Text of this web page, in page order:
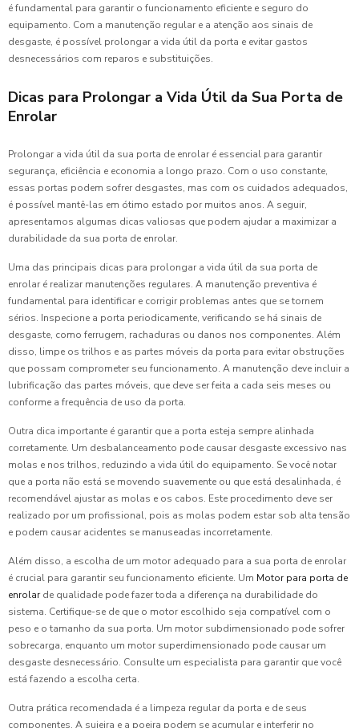
é fundamental para garantir o funcionamento eficiente e seguro do
equipamento. Com a manutenção regular e a atenção aos sinais de
desgaste, é possível prolongar a vida útil da porta e evitar gastos
desnecessários com reparos e substituições.
Dicas para Prolongar a Vida Útil da Sua Porta de
Enrolar
Prolongar a vida útil da sua porta de enrolar é essencial para garantir
segurança, eficiência e economia a longo prazo. Com o uso constante,
essas portas podem sofrer desgastes, mas com os cuidados adequados,
é possível mantê-las em ótimo estado por muitos anos. A seguir,
apresentamos algumas dicas valiosas que podem ajudar a maximizar a
durabilidade da sua porta de enrolar.
Uma das principais dicas para prolongar a vida útil da sua porta de
enrolar é realizar manutenções regulares. A manutenção preventiva é
fundamental para identificar e corrigir problemas antes que se tornem
sérios. Inspecione a porta periodicamente, verificando se há sinais de
desgaste, como ferrugem, rachaduras ou danos nos componentes. Além
disso, limpe os trilhos e as partes móveis da porta para evitar obstruções
que possam comprometer seu funcionamento. A manutenção deve incluir a
lubrificação das partes móveis, que deve ser feita a cada seis meses ou
conforme a frequência de uso da porta.
Outra dica importante é garantir que a porta esteja sempre alinhada
corretamente. Um desbalanceamento pode causar desgaste excessivo nas
molas e nos trilhos, reduzindo a vida útil do equipamento. Se você notar
que a porta não está se movendo suavemente ou que está desalinhada, é
recomendável ajustar as molas e os cabos. Este procedimento deve ser
realizado por um profissional, pois as molas podem estar sob alta tensão
e podem causar acidentes se manuseadas incorretamente.
Além disso, a escolha de um motor adequado para a sua porta de enrolar
é crucial para garantir seu funcionamento eficiente. Um Motor para porta de
enrolarde qualidade pode fazer toda a diferença na durabilidade do
sistema. Certifique-se de que o motor escolhido seja compatível com o
peso e o tamanho da sua porta. Um motor subdimensionado pode sofrer
sobrecarga, enquanto um motor superdimensionado pode causar um
desgaste desnecessário. Consulte um especialista para garantir que você
está fazendo a escolha certa.
Outra prática recomendada é a limpeza regular da porta e de seus
componentes. A sujeira e a poeira podem se acumular e interferir no